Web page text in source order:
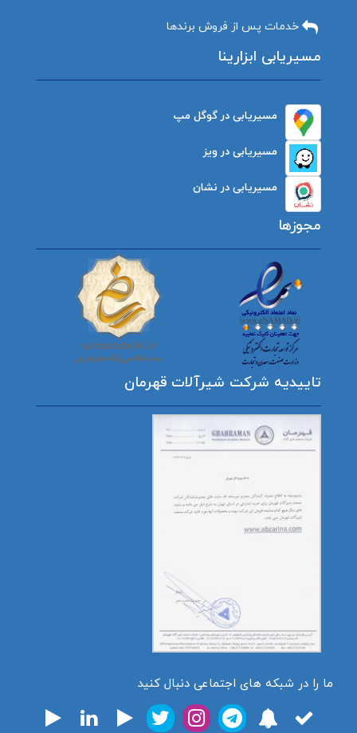
خدمات پس از فروش برندها
مسیریابی ابزارینا
مسیریابی در گوگل مپ
مسیریابی در ویز
مسیریابی در نشان
مجوزها
تاییدیه شرکت شیرآلات قهرمان
ما را در شبکه های اجتماعی دنبال کنید